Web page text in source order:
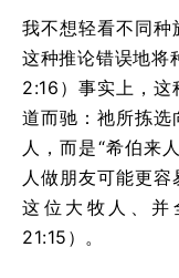
我不想轻看不同种
这种推论错误地将
2:16）事实上，
道而驰：祂所拣选
人，而是“希伯来
人做朋友可能更
这位大牧人、
21:15）。